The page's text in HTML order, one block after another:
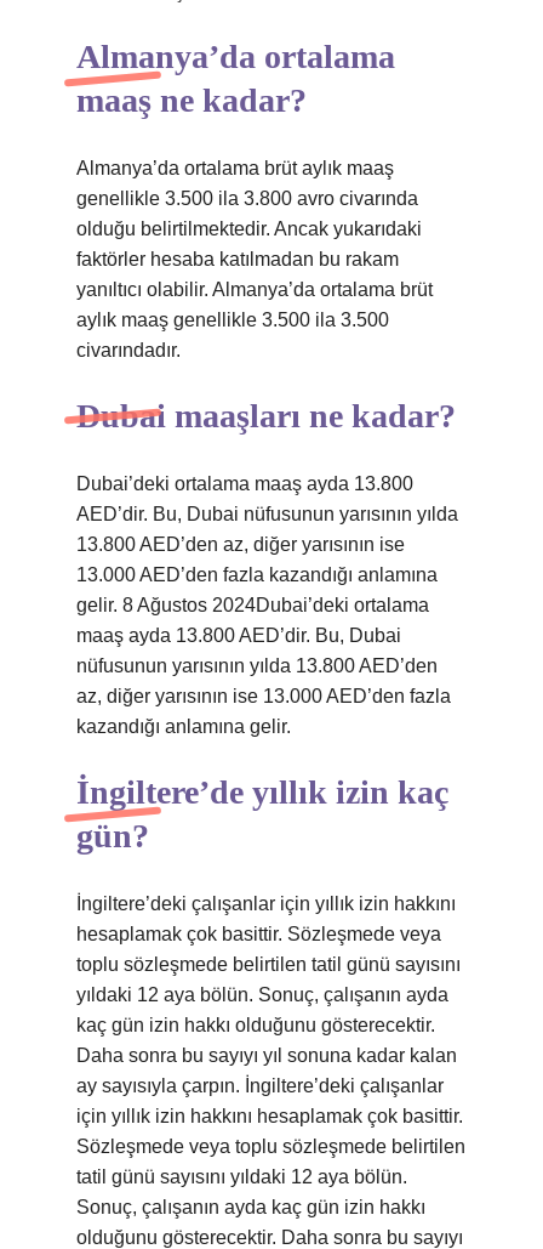
Almanya’da ortalama
maaş ne kadar?
Almanya’da ortalama brüt aylık maaş
genellikle 3.500 ila 3.800 avro civarında
olduğu belirtilmektedir. Ancak yukarıdaki
faktörler hesaba katılmadan bu rakam
yanıltıcı olabilir. Almanya’da ortalama brüt
aylık maaş genellikle 3.500 ila 3.500
civarındadır.
Dubai maaşları ne kadar?
Dubai’deki ortalama maaş ayda 13.800
AED’dir. Bu, Dubai nüfusunun yarısının yılda
13.800 AED’den az, diğer yarısının ise
13.000 AED’den fazla kazandığı anlamına
gelir. 8 Ağustos 2024Dubai’deki ortalama
maaş ayda 13.800 AED’dir. Bu, Dubai
nüfusunun yarısının yılda 13.800 AED’den
az, diğer yarısının ise 13.000 AED’den fazla
kazandığı anlamına gelir.
İngiltere’de yıllık izin kaç
gün?
İngiltere’deki çalışanlar için yıllık izin hakkını
hesaplamak çok basittir. Sözleşmede veya
toplu sözleşmede belirtilen tatil günü sayısını
yıldaki 12 aya bölün. Sonuç, çalışanın ayda
kaç gün izin hakkı olduğunu gösterecektir.
Daha sonra bu sayıyı yıl sonuna kadar kalan
ay sayısıyla çarpın. İngiltere’deki çalışanlar
için yıllık izin hakkını hesaplamak çok basittir.
Sözleşmede veya toplu sözleşmede belirtilen
tatil günü sayısını yıldaki 12 aya bölün.
Sonuç, çalışanın ayda kaç gün izin hakkı
olduğunu gösterecektir. Daha sonra bu sayıyı